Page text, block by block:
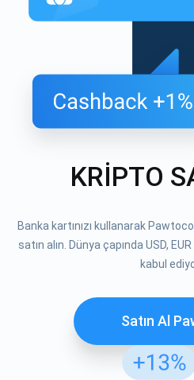
KRİPTO
Banka kartınızı kullanarak
satın alın. Dünya çapında USD,
kabul
Satın Al